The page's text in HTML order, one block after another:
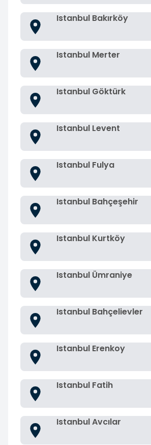
Istanbul Bakırköy
Istanbul Merter
Istanbul Göktürk
Istanbul Levent
Istanbul Fulya
Istanbul Bahçeşehir
Istanbul Kurtköy
Istanbul Ümraniye
Istanbul Bahçelievler
Istanbul Erenkoy
Istanbul Fatih
Istanbul Avcılar